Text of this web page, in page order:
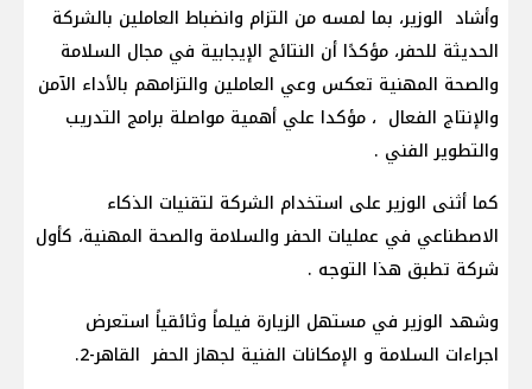
وأشاد الوزير، بما لمسه من التزام وانضباط العاملين بالشركة
الحديثة للحفر، مؤكدًا أن النتائج الإيجابية في مجال السلامة
والصحة المهنية تعكس وعي العاملين والتزامهم بالأداء الآمن
والإنتاج الفعال ، مؤكدا علي أهمية مواصلة برامج التدريب
والتطوير الفني .
كما أثنى الوزير على استخدام الشركة لتقنيات الذكاء
الاصطناعي في عمليات الحفر والسلامة والصحة المهنية، كأول
شركة تطبق هذا التوجه .
وشهد الوزير في مستهل الزيارة فيلماً وثائقياً استعرض
اجراءات السلامة و الإمكانات الفنية لجهاز الحفر القاهر-2.